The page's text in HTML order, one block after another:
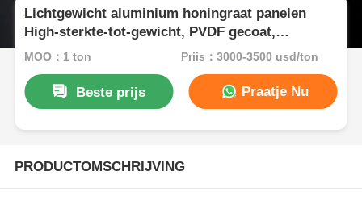
Lichtgewicht aluminium honingraat panelen
High-sterkte-tot-gewicht, PVDF gecoat,
brandwaardig
MOQ：1 ton Prijs：3000-3500 usd/ton
Beste prijs Praatje Nu
PRODUCTOMSCHRIJVING